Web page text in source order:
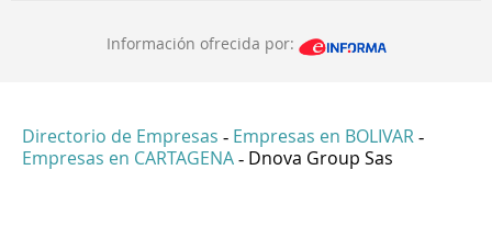
Información ofrecida por:
Directorio de Empresas - Empresas en BOLIVAR -
Empresas en CARTAGENA - Dnova Group Sas